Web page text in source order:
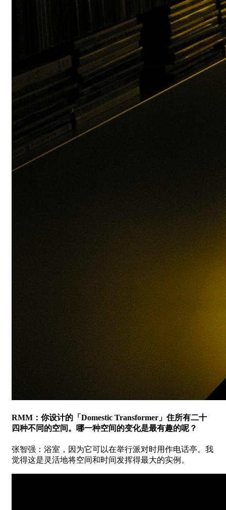
RMM：你设计的「Domestic Transformer」住所有二十
四种不同的空间。哪一种空间的变化是最有趣的呢？
张智强：浴室，因为它可以在举行派对时用作电话亭。我
觉得这是灵活地将空间和时间发挥得最大的实例。